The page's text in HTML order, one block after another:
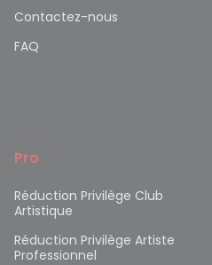
Contactez-nous
FAQ
Pro
Réduction Privilège Club
Artistique
Réduction Privilège Artiste
Professionnel